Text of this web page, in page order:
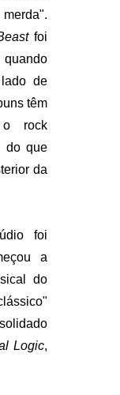
foi
de
têm
rock
do que
da
foi
a
do
Logic,